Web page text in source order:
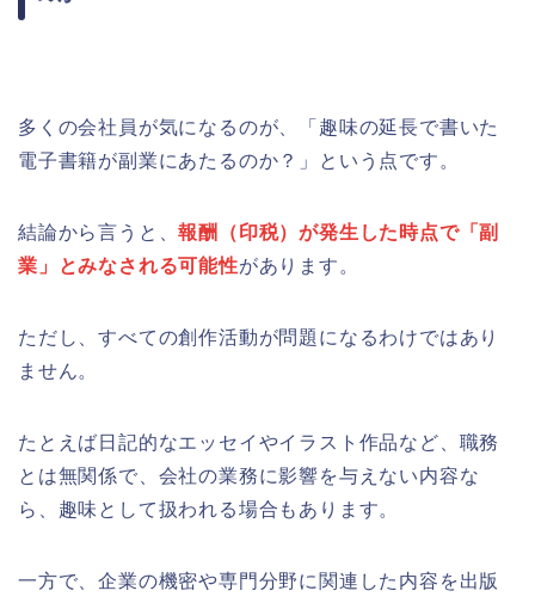
多くの会社員が気になるのが、「趣味の延長で書いた
電子書籍が副業にあたるのか？」という点です。
結論から言うと、報酬（印税）が発生した時点で「副
業」とみなされる可能性があります。
ただし、すべての創作活動が問題になるわけではあり
ません。
たとえば日記的なエッセイやイラスト作品など、職務
とは無関係で、会社の業務に影響を与えない内容な
ら、趣味として扱われる場合もあります。
一方で、企業の機密や専門分野に関連した内容を出版